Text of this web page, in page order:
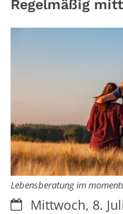
Regelmäßig
Lebensberatung im
Datum:Mittwoch, 8.